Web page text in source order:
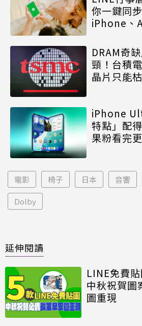
你一鍵同
iPhone、
DRAM奇
頸！台積
晶片只能
iPhone
特點」配
果粉看完
電影 椅子 日本 音響
Dolby
延伸閱讀
LINE免費
中秋祝賀圖
圖重現